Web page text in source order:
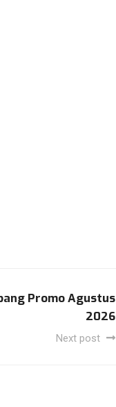
Promo Agustus
2026
Next post